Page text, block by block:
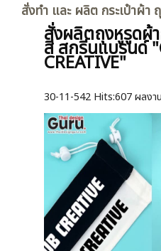
สั่งทำ และ ผลิต กระเป๋าผ้า
สั่งผลิตถุงหูรูดผ้
สี สกรีนแบรนด์
CREATIVE"
30-11-542 Hits:607 ผลงา